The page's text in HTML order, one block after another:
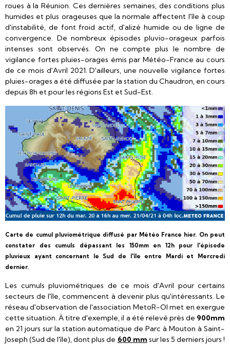
roues à la Réunion. Ces dernières semaines, des conditions plus
humides et plus orageuses que la normale affectent l'île à coup
d'instabilité, de font froid actif, d'alizé humide ou de ligne de
convergence. De nombreux épisodes pluvio-orageux parfois
intenses sont observés. On ne compte plus le nombre de
vigilance fortes pluies-orages émis par Météo-France au cours
de ce mois d'Avril 2021. D'ailleurs, une nouvelle vigilance fortes
pluies-orages a été diffusée par la station du Chaudron, en cours
depuis 8h et pour les régions Est et Sud-Est.
Carte de cumul pluviométrique diffusé par Météo France hier. On peut
constater des cumuls dépassant les 150mm en 12h pour l'épisode
pluvieux ayant concernant le Sud de l'île entre Mardi et Mercredi
dernier.
Les cumuls pluviométriques de ce mois d'Avril pour certains
secteurs de l'île, commencent à devenir plus qu'intéressants. Le
réseau d'observation de l'association MetoR-OI met en exergue
cette situation. À titre d'exemple, il a été relevé près de 900mm
en 21 jours sur la station automatique de Parc à Mouton à Saint-
Joseph (Sud de l'île), dont plus de 600 mm sur les 5 derniers jours !